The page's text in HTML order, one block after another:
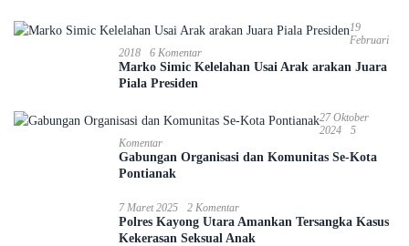
19
Februari
2018
6 Komentar
Marko Simic Kelelahan Usai Arak arakan Juara
Piala Presiden
27 Oktober
2024
5
Komentar
Gabungan Organisasi dan Komunitas Se-Kota
Pontianak
7 Maret 2025 2 Komentar
Polres Kayong Utara Amankan Tersangka Kasus
Kekerasan Seksual Anak